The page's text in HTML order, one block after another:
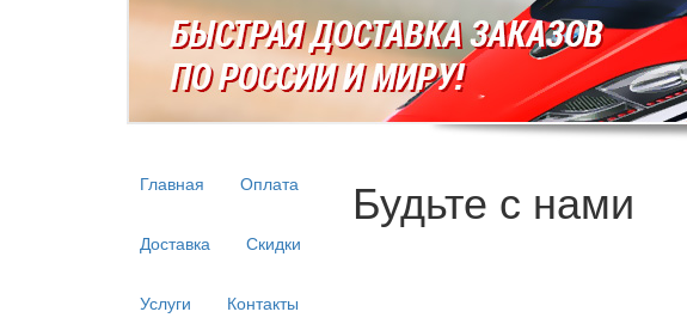
Главная Оплата
Доставка Скидки
Услуги Контакты
Будьте с нами